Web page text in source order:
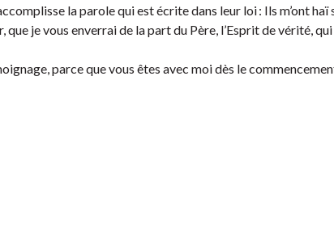
la parole qui est écrite dans leur loi : Ils m’ont haï
que je vous enverrai de la part du Père, l’Esprit de vérité,
parce que vous êtes avec moi dès le